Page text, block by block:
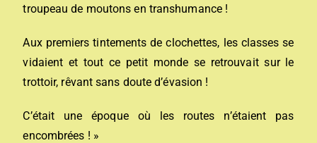
troupeau de moutons en transhumance !
Aux premiers tintements de clochettes, les classes se
vidaient et tout ce petit monde se retrouvait sur le
trottoir, rêvant sans doute d’évasion !
C’était une époque où les routes n’étaient pas
encombrées ! »